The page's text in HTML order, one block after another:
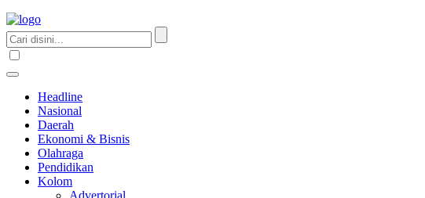
Headline
Nasional
Daerah
Ekonomi & Bisnis
Olahraga
Pendidikan
Kolom
Advertorial